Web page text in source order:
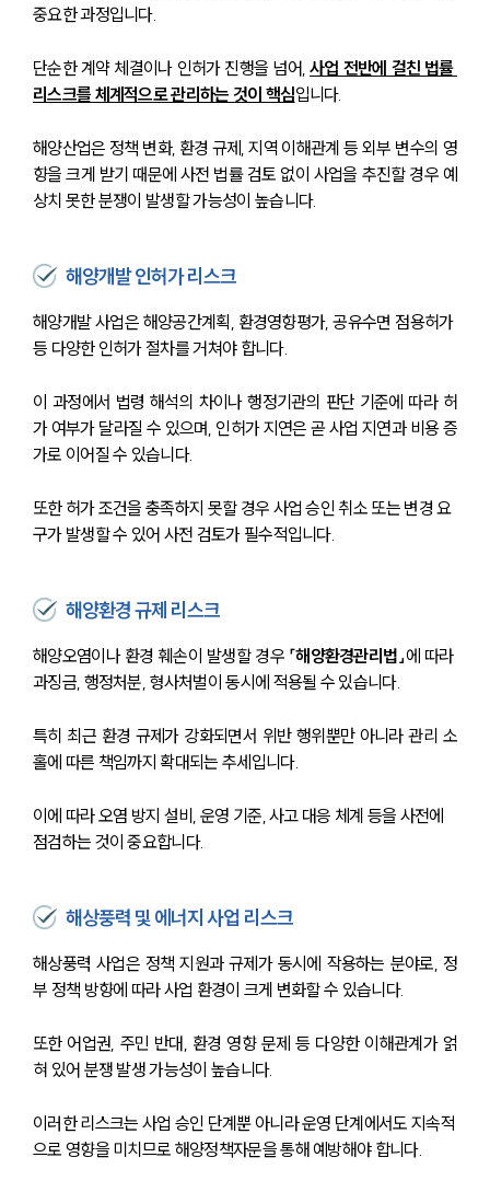
중요한 과정입니다.
단순한 계약 체결이나 인허가 진행을 넘어, 사업 전반에 걸친 법률
리스크를 체계적으로 관리하는 것이 핵심입니다.
해양산업은 정책 변화, 환경 규제, 지역 이해관계 등 외부 변수의 영
향을 크게 받기 때문에 사전 법률 검토 없이 사업을 추진할 경우 예
상치 못한 분쟁이 발생할 가능성이 높습니다.
해양개발 인허가 리스크
해양개발 사업은 해양공간계획, 환경영향평가, 공유수면 점용허가
등 다양한 인허가 절차를 거쳐야 합니다.
이 과정에서 법령 해석의 차이나 행정기관의 판단 기준에 따라 허
가 여부가 달라질 수 있으며, 인허가 지연은 곧 사업 지연과 비용 증
가로 이어질 수 있습니다.
또한 허가 조건을 충족하지 못할 경우 사업 승인 취소 또는 변경 요
구가 발생할 수 있어 사전 검토가 필수적입니다.
해양환경 규제 리스크
해양오염이나 환경 훼손이 발생할 경우 「해양환경관리법」에 따라
과징금, 행정처분, 형사처벌이 동시에 적용될 수 있습니다.
특히 최근 환경 규제가 강화되면서 위반 행위뿐만 아니라 관리 소
홀에 따른 책임까지 확대되는 추세입니다.
이에 따라 오염 방지 설비, 운영 기준, 사고 대응 체계 등을 사전에
점검하는 것이 중요합니다.
해상풍력 및 에너지 사업 리스크
해상풍력 사업은 정책 지원과 규제가 동시에 작용하는 분야로, 정
부 정책 방향에 따라 사업 환경이 크게 변화할 수 있습니다.
또한 어업권, 주민 반대, 환경 영향 문제 등 다양한 이해관계가 얽
혀 있어 분쟁 발생 가능성이 높습니다.
이러한 리스크는 사업 승인 단계뿐 아니라 운영 단계에서도 지속적
으로 영향을 미치므로 해양정책자문을 통해 예방해야 합니다.